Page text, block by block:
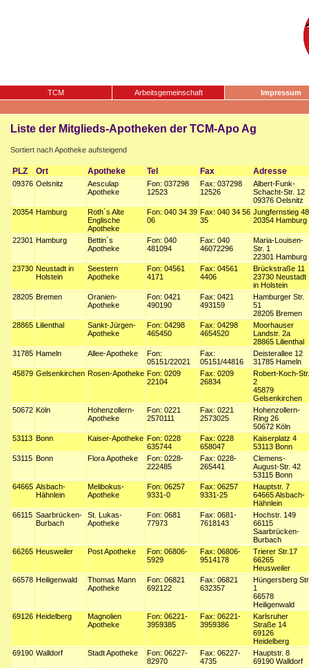
TCM Arbeitsgemeinschaft Impressum
Liste der Mitglieds-Apotheken der TCM-Apo Ag
Sortiert nach Apotheke aufsteigend
PLZ Ort Apotheke Tel Fax Adresse
09376 Oelsnitz
Aesculap
Apotheke
Fon: 037298
12523
Fax: 037298
12526
Albert-Funk-
Schacht-Str. 12
09376 Oelsnitz
20354 Hamburg
Roth´s Alte
Englische
Apotheke
Fon: 040 34 39
06
Fax: 040 34 56
35
Jungfernstieg 48
20354 Hamburg
22301 Hamburg
Bettin´s
Apotheke
Fon: 040
481094
Fax: 040
46072296
Maria-Louisen-
Str. 1
22301 Hamburg
23730 Neustadt in
Holstein
Seestern
Apotheke
Fon: 04561
4171
Fax: 04561
4406
Brückstraße 11
23730 Neustadt
in Holstein
28205 Bremen
Oranien-
Apotheke
Fon: 0421
490190
Fax: 0421
493159
Hamburger Str.
51
28205 Bremen
28865 Lilienthal
Sankt-Jürgen-
Apotheke
Fon: 04298
465450
Fax: 04298
4654520
Moorhauser
Landstr. 2a
28865 Lilienthal
31785 Hameln Allee-Apotheke
Fon:
05151/22021
Fax:
05151/44816
Deisterallee 12
31785 Hameln
45879 Gelsenkirchen Rosen-Apotheke Fon: 0209
22104
Fax: 0209
26834
Robert-Koch-Str.
2
45879
Gelsenkirchen
50672 Köln
Hohenzollern-
Apotheke
Fon: 0221
2570111
Fax: 0221
2573025
Hohenzollern-
Ring 26
50672 Köln
53113 Bonn Kaiser-Apotheke Fon: 0228
635744
Fax: 0228
658047
Kaiserplatz 4
53113 Bonn
53115 Bonn Flora Apotheke
Fon: 0228-
222485
Fax: 0228-
265441
Clemens-
August-Str. 42
53115 Bonn
64665 Alsbach-
Hähnlein
Melibokus-
Apotheke
Fon: 06257
9331-0
Fax: 06257
9331-25
Hauptstr. 7
64665 Alsbach-
Hähnlein
66115 Saarbrücken-
Burbach
St. Lukas-
Apotheke
Fon: 0681
77973
Fax: 0681-
7618143
Hochstr. 149
66115
Saarbrücken-
Burbach
66265 Heusweiler Post Apotheke
Fon: 06806-
5929
Fax: 06806-
9514178
Trierer Str.17
66265
Heusweiler
66578 Heiligenwald
Thomas Mann
Apotheke
Fon: 06821
692122
Fax: 06821
632357
Hüngersberg
1
66578
Heiligenwald
69126 Heidelberg
Magnolien
Apotheke
Fon: 06221-
3959385
Fax: 06221-
3959386
Karlsruher
Straße 14
69126
Heidelberg
69190 Walldorf Stadt Apotheke
Fon: 06227-
82970
Fax: 06227-
4735
Hauptstr. 8
69190 Walldorf